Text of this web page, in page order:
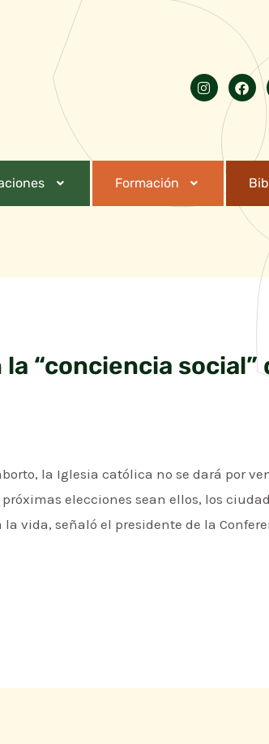
Formación
“conciencia
la Iglesia católica no se dará por
elecciones sean ellos, los
vida, señaló el presidente de la